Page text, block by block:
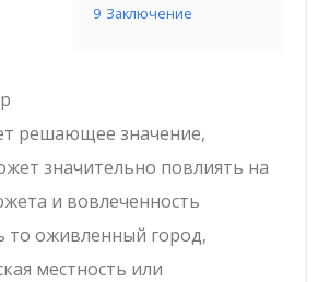
9 Заключение
решающее значение,
значительно повлиять на
и вовлеченность
то оживленный город,
местность или